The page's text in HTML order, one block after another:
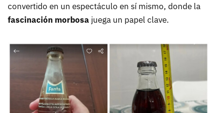
convertido en un espectáculo en sí mismo, donde la
fascinación morbosa juega un papel clave.